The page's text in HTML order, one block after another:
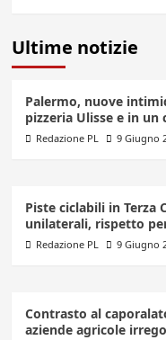
Ultime notizie
Palermo, nuove
pizzeria Ulisse e in un
Redazione PL 9 Giugno
Piste ciclabili in Terza
unilaterali, rispetto
Redazione PL 9 Giugno
Contrasto al
aziende agricole